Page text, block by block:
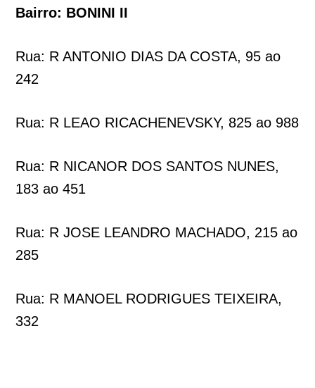
Bairro: BONINI II
Rua: R ANTONIO DIAS DA COSTA, 95 ao
242
Rua: R LEAO RICACHENEVSKY, 825 ao 988
Rua: R NICANOR DOS SANTOS NUNES,
183 ao 451
Rua: R JOSE LEANDRO MACHADO, 215 ao
285
Rua: R MANOEL RODRIGUES TEIXEIRA,
332